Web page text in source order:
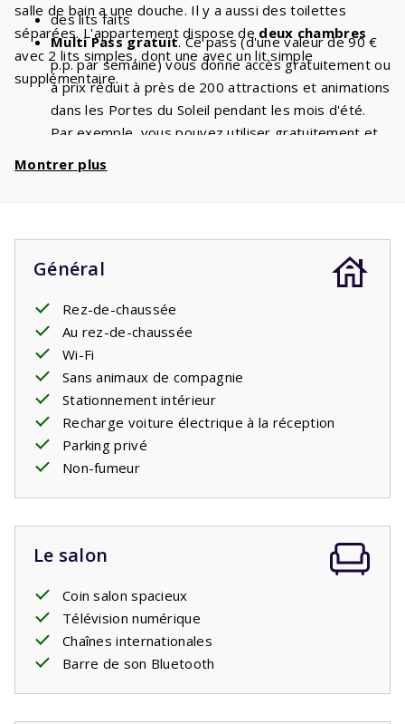
salle de bain a une douche. Il y a aussi des toilettes
séparées. L'appartement dispose de deux chambres
avec 2 lits simples, dont une avec un lit simple
supplémentaire.
des lits faits
Multi Pass gratuit. Ce pass (d'une valeur de 90 €
p.p. par semaine) vous donne accès gratuitement ou
à prix réduit à près de 200 attractions et animations
dans les Portes du Soleil pendant les mois d'été.
Par exemple, vous pouvez utiliser gratuitement et
de manière illimitée les
téléphériques
réservez 2 semaines !
Montrer plus
Général
Rez-de-chaussée
Au rez-de-chaussée
Wi-Fi
Sans animaux de compagnie
Stationnement intérieur
Recharge voiture électrique à la réception
Parking privé
Non-fumeur
Le salon
Coin salon spacieux
Télévision numérique
Chaînes internationales
Barre de son Bluetooth